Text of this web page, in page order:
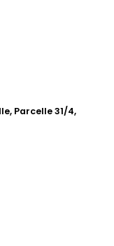
Parcelle 31/4,